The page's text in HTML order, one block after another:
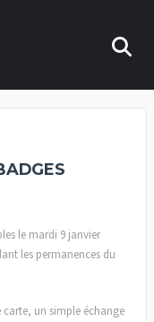
le mardi 9 janvier
les permanences du
carte, un simple échange